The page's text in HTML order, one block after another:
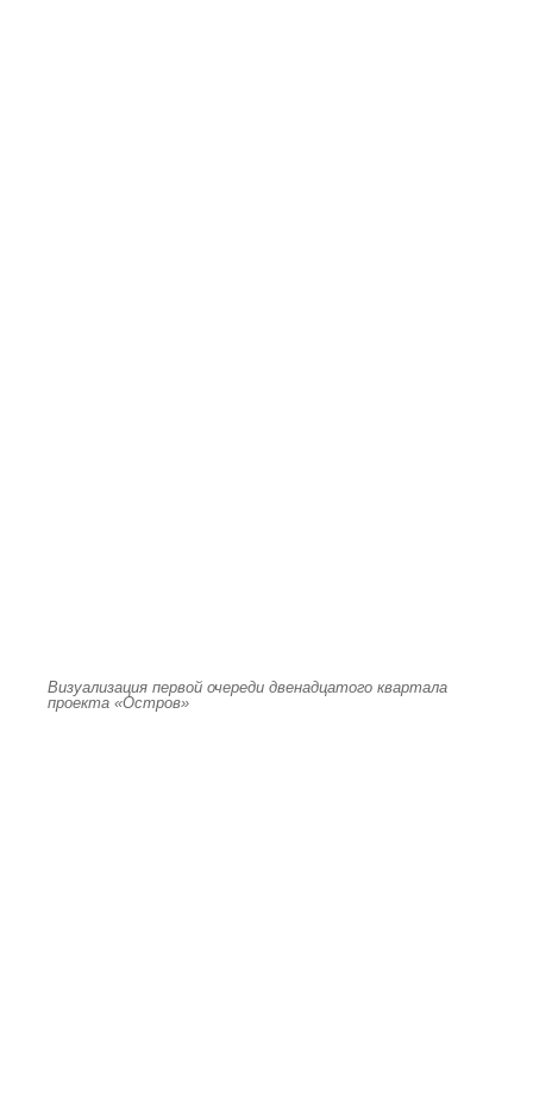
Визуализация первой очереди двенадцатого квартала
проекта «Остров»